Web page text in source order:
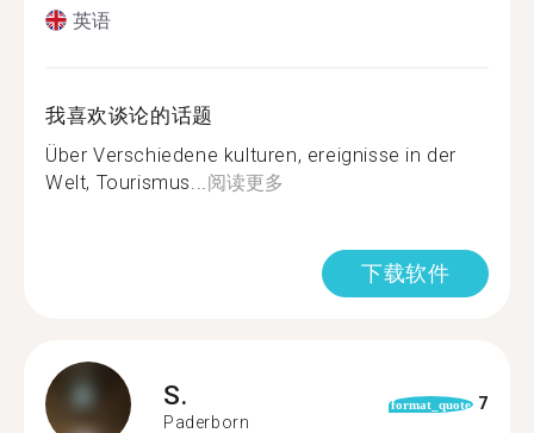
英语
我喜欢谈论的话题
Über Verschiedene kulturen, ereignisse in der
Welt, Tourismus... 阅读更多
下载软件
S.
Paderborn
format_quote 7